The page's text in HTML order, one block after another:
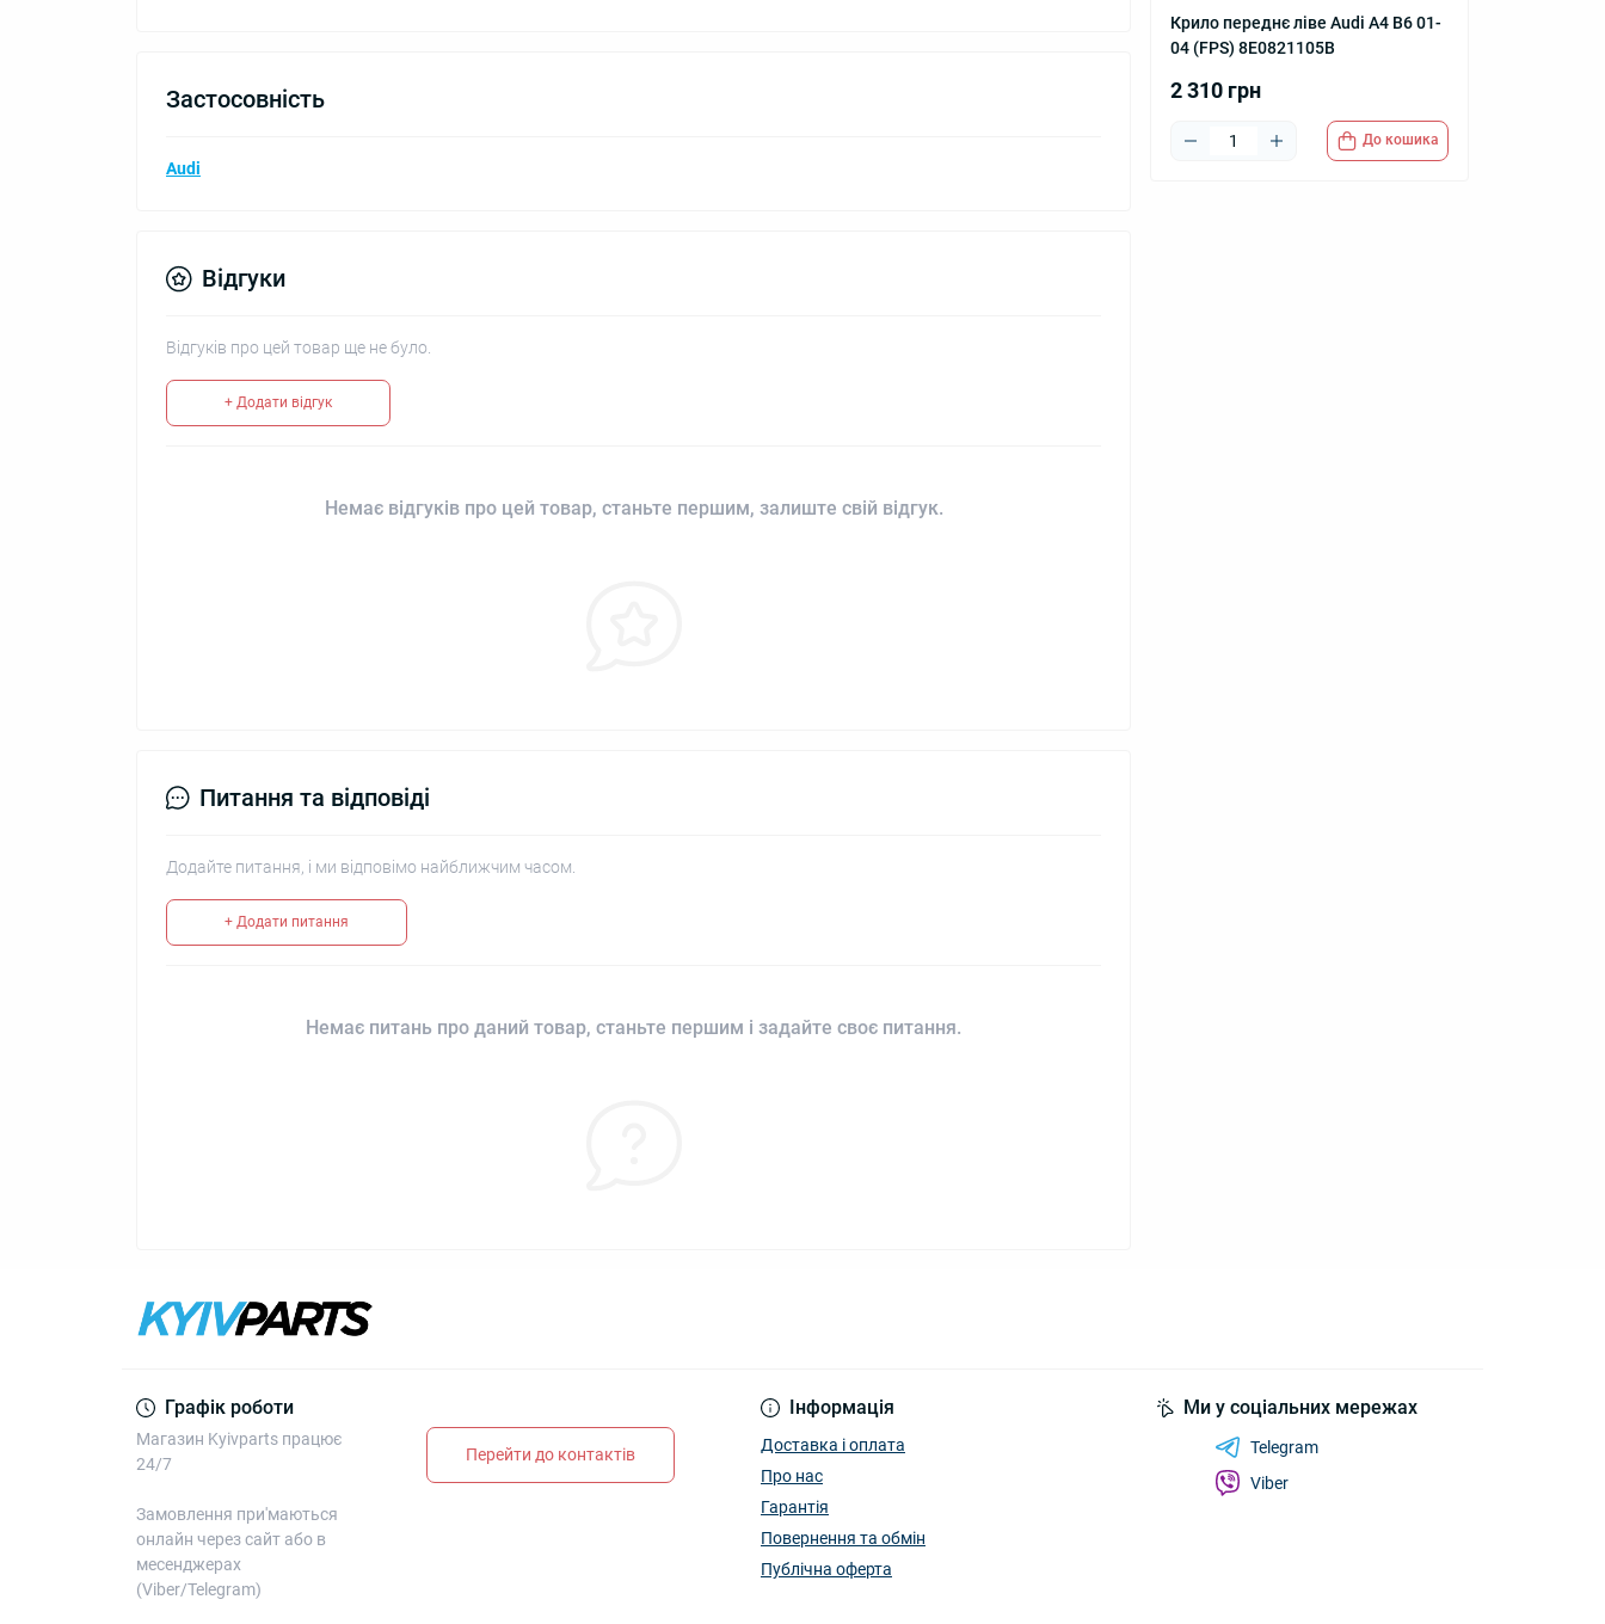
Крило переднє ліве Audi A4 B6 01-
04 (FPS) 8E0821105B
2 310 грн
До кошика
Застосовність
Audi
Відгуки
Відгуків про цей товар ще не було.
+ Додати відгук
Немає відгуків про цей товар, станьте першим, залиште свій відгук.
Питання та відповіді
Додайте питання, і ми відповімо найближчим часом.
+ Додати питання
Немає питань про даний товар, станьте першим і задайте своє питання.
Графік роботи
Магазин Kyivparts працює
24/7
Замовлення при'маються
онлайн через сайт або в
месенджерах
(Viber/Telegram)
Перейти до контактів
Інформація
Доставка і оплата
Про нас
Гарантія
Повернення та обмін
Публічна оферта
Ми у соціальних мережах
Telegram
Viber